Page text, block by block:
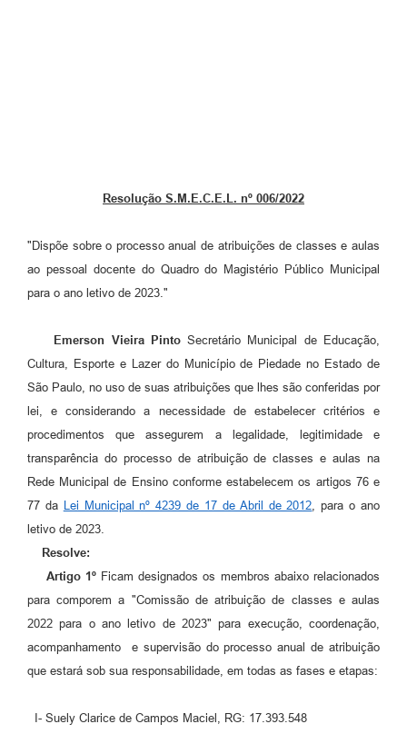
Resolução S.M.E.C.E.L. nº 006/2022
"Dispõe sobre o processo anual de atribuições de classes e aulas
ao pessoal docente do Quadro do Magistério Público Municipal
para o ano letivo de 2023."
Emerson Vieira PintoSecretário Municipal de Educação,
Cultura, Esporte e Lazer do Município de Piedade no Estado de
São Paulo, no uso de suas atribuições que lhes são conferidas por
lei, e considerando a necessidade de estabelecer critérios e
procedimentos que assegurem a legalidade, legitimidade e
transparência do processo de atribuição de classes e aulas na
Rede Municipal de Ensino conforme estabelecem os artigos 76 e
77 da Lei Municipal nº 4239 de 17 de Abril de 2012, para o ano
letivo de 2023.
Resolve:
Artigo 1ºFicam designados os membros abaixo relacionados
para comporem a "Comissão de atribuição de classes e aulas
2022 para o ano letivo de 2023" para execução, coordenação,
acompanhamento e supervisão do processo anual de atribuição
que estará sob sua responsabilidade, em todas as fases e etapas:
I- Suely Clarice de Campos Maciel, RG: 17.393.548